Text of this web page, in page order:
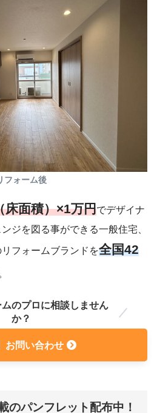
フォーム後
床面積）×1万円でデザイナ
ジを図る事ができる一般住宅、
フォームブランドを全国42
のプロに相談しません
か？
お問い合わせ
のパンフレット配布中！